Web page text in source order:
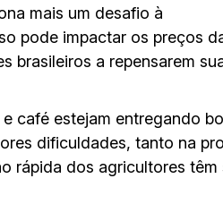
mais um desafio à
pode impactar os preços
brasileiros a repensarem
café estejam entregando
dificuldades, tanto na
rápida dos agricultores